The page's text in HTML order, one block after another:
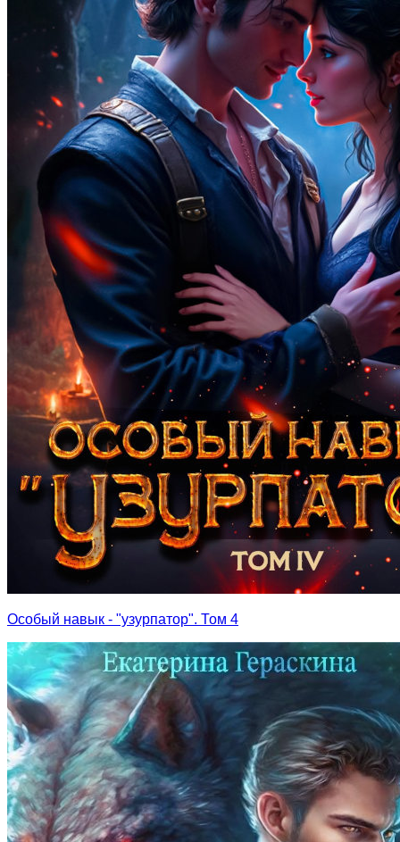
Особый навык - "узурпатор". Том 4